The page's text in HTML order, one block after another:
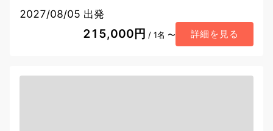
2027/08/05 出発
215,000円 / 1名 〜 詳細を見る